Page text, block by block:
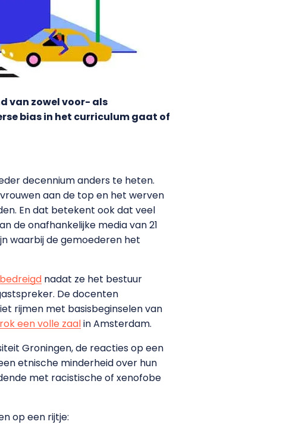
van zowel voor- als
bias in het curriculum gaat of
decennium anders te heten.
aan de top en het werven
En dat betekent ook dat veel
de onafhankelijke media van 21
waarbij de gemoederen het
nadat ze het bestuur
De docenten
rijmen met basisbeginselen van
een volle zaalin Amsterdam.
Groningen, de reacties op een
etnische minderheid over hun
met racistische of xenofobe
op een rijtje: